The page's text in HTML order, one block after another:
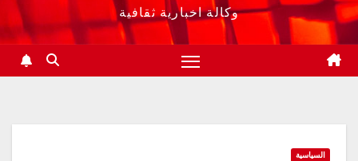
وكالة اخبارية ثقافية
السياسية